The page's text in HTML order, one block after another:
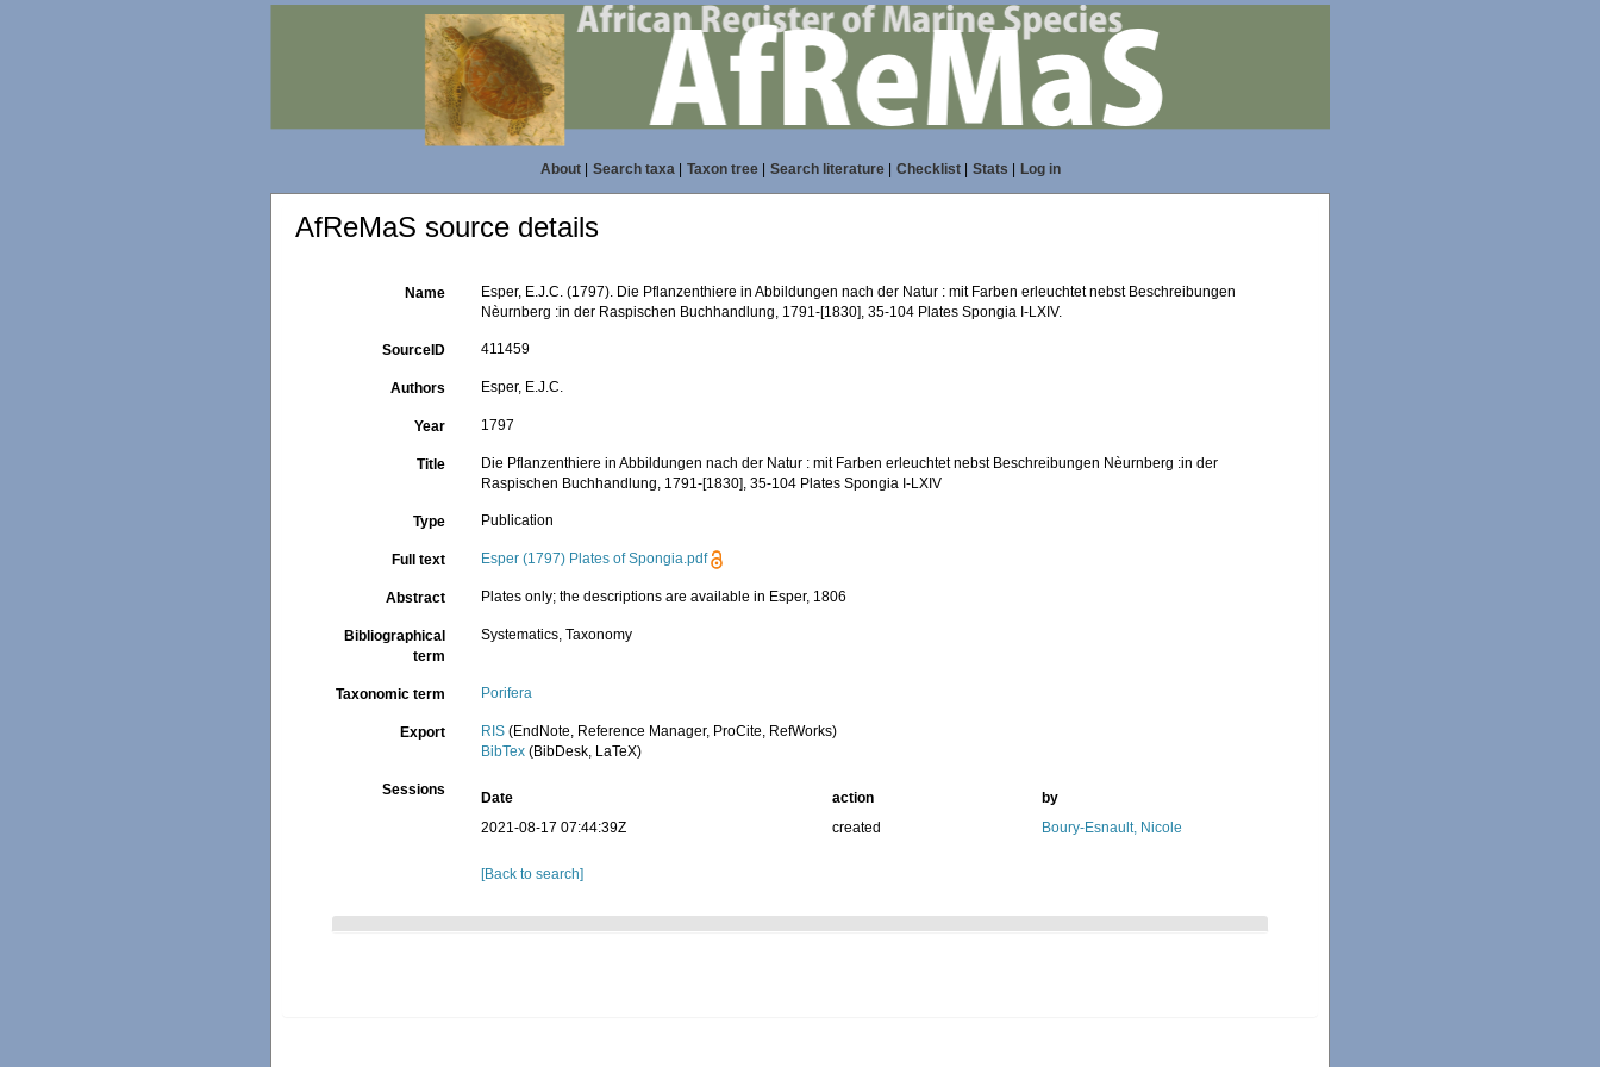
About| Search taxa| Taxon tree| Search literature| Checklist| Stats Log in
AfReMaS source details
Name
Esper, E.J.C. (1797). Die Pflanzenthiere in Abbildungen nach der Natur : mit Farben erleuchtet nebst Beschreibungen
Nèurnberg :in der Raspischen Buchhandlung, 1791-[1830], 35-104 Plates Spongia I-LXIV.
SourceID 411459
Authors Esper, E.J.C.
Year 1797
Title
Die Pflanzenthiere in Abbildungen nach der Natur : mit Farben erleuchtet nebst Beschreibungen Nèurnberg :in der
Raspischen Buchhandlung, 1791-[1830], 35-104 Plates Spongia I-LXIV
Type Publication
Full text Esper (1797) Plates of Spongia.pdf
Abstract Plates only; the descriptions are available in Esper, 1806
Bibliographical
term
Systematics, Taxonomy
Taxonomic term Porifera
Export RIS (EndNote, Reference Manager, ProCite, RefWorks)
BibTex (BibDesk, LaTeX)
Sessions Date action
by
2021-08-17 07:44:39Z
created Boury-Esnault, Nicole
[Back to search]